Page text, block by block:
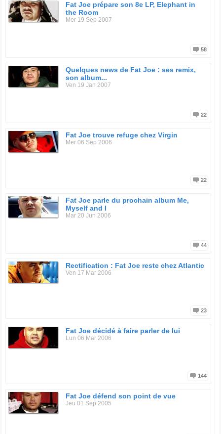
Fat Joe prépare son 8e LP, Elephant in
the Room
Mer 19 Sep 2007
58
Quelques news de Fat Joe : ses remix,
son album...
Ven 19 Jan 2007
22
Fat Joe trouve refuge chez Virgin
Mer 06 Sep 2006
22
Fat Joe parle du prochain album Me,
Myself and I
Mar 20 Jun 2006
44
Rectification : Fat Joe reste chez Atlantic
Ven 17 Mar 2006
23
Fat Joe décidé à faire parler de lui
Lun 06 Mar 2006
144
Fat Joe défend son point de vue
Jeu 01 Sep 2005